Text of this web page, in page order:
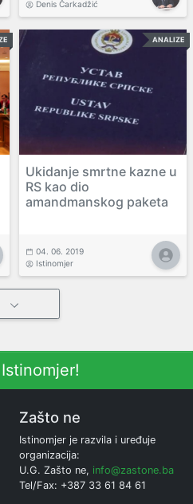
Denis Čarkadžić
ANALIZE
Ukidanje smrtne kazne u
RS kao dio
amandmanskog paketa
04. 06. 2019
Istinomjer
Zašto ne
Istinomjer je razvila i uređuje
organizacija:
U.G. Zašto ne, info@zastone.ba
Tel/Fax: +387 33 61 84 61